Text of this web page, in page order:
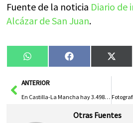
Fuente de la noticia Diario de
Alcázar de San Juan.
Compartir
en
WhatsAppCompartir
en
Facebook
en
X
AntANTERIOR
En Castilla-La Mancha hay 3.498 voluntarios de Protección Civil, repartidos en 225 agrupaciones
Otras Fuentes